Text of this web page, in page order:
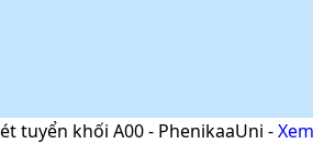
tuyển khối A00- PhenikaaUni -